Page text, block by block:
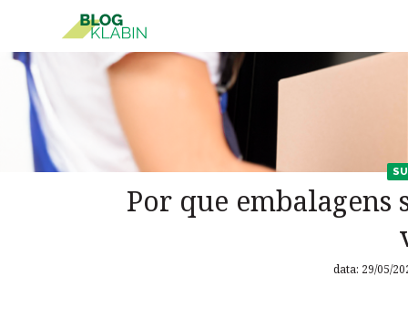
Pular para o Conteúdo principal
Por que
data: 29/05/